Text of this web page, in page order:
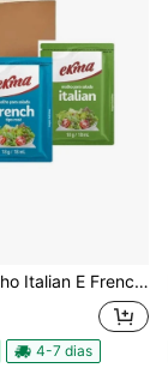
Para Salada Ekma 84 Un
4-7 dias